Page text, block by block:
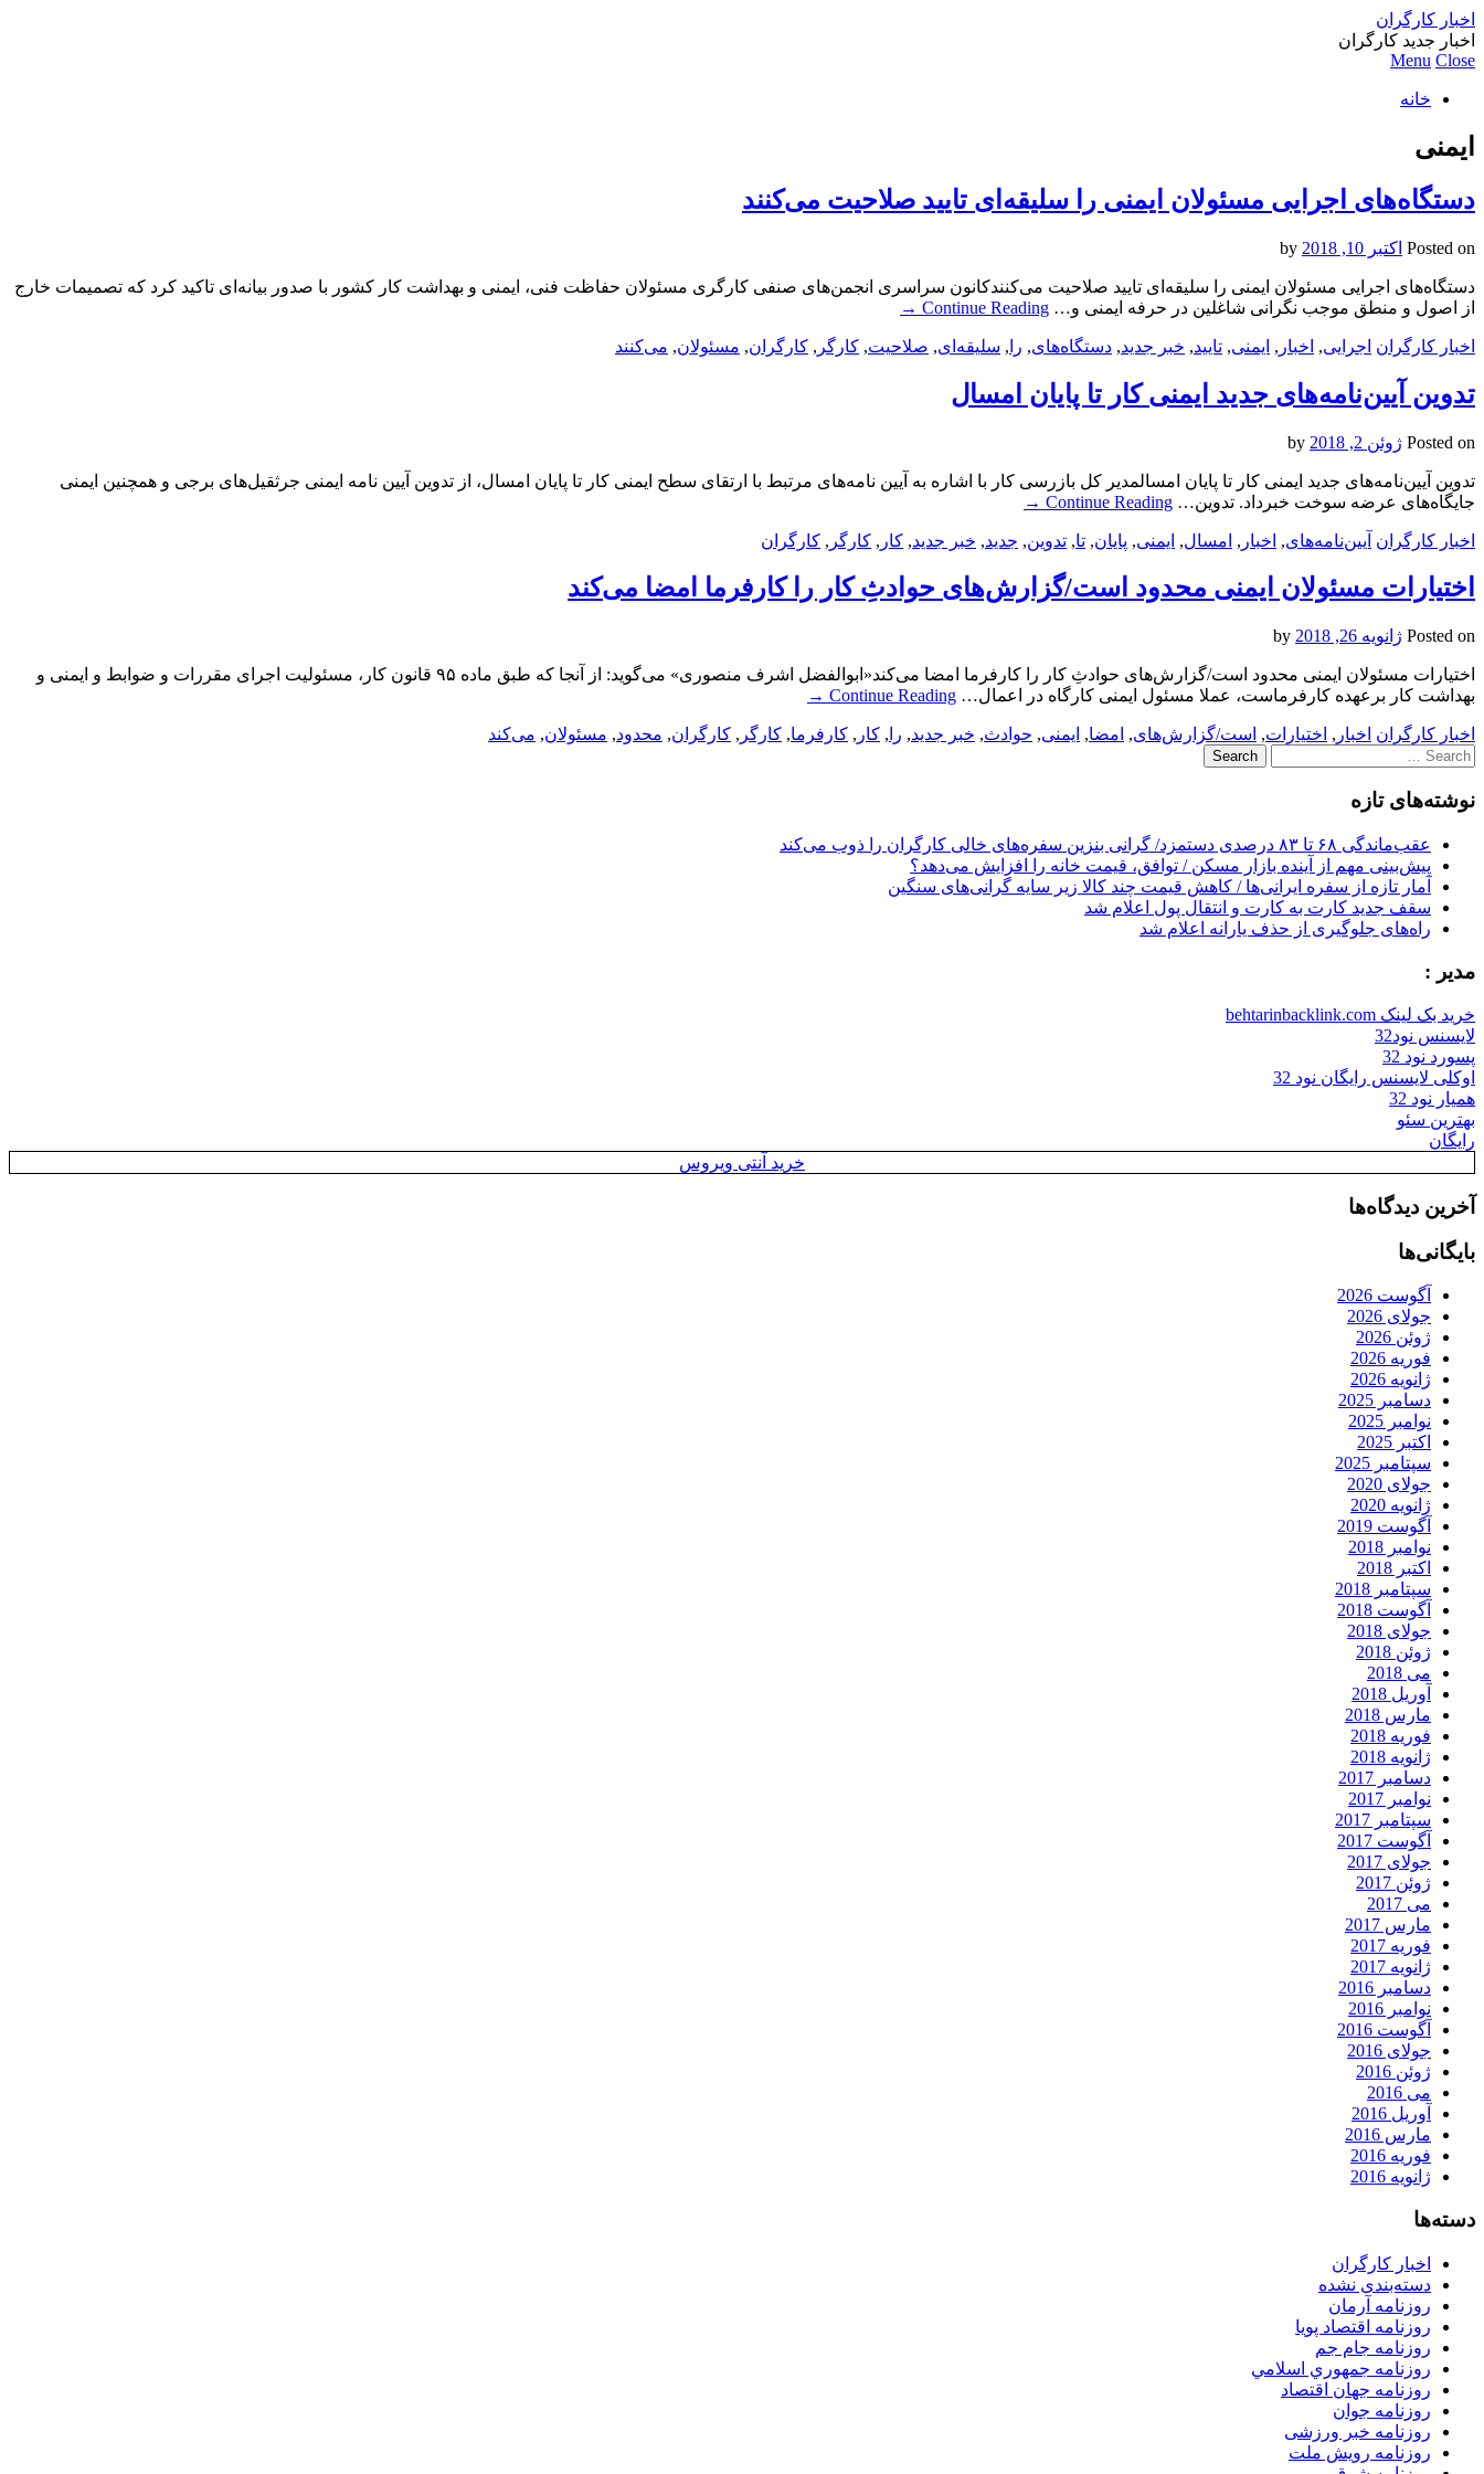
اخبار کارگران
اخبار جدید کارگران
Menu Close
خانه
ایمنی
دستگاه‌های اجرایی مسئولان ایمنی را سلیقه‌ای تایید صلاحیت می‌کنند
Posted on اکتبر 10, 2018
دستگاه‌های اجرایی مسئولان ایمنی را سلیقه‌ای تایید صلاحیت می‌کنندکانون سراسری انجمن‌های صنفی کارگری مسئولان حفاظت فنی، ایمنی و بهداشت کار کشور با صدور بیانه‌ای تاکید کرد که تصمیمات خارج
از اصول و منطق موجب نگرانی شاغلین در حرفه ایمنی و… Continue Reading
→
اخبار کارگران اجرایی, اخبار , ایمنی, تایید, خبر جدید, دستگاه‌های, را , سلیقه‌ای, صلاحیت, کارگر , کارگران, مسئولان, می‌کنند
تدوین آیین‌نامه‌های جدید ایمنی کار تا پایان امسال
Posted on ژوئن 2, 2018
تدوین آیین‌نامه‌های جدید ایمنی کار تا پایان امسالمدیر کل بازرسی کار با اشاره به آیین نامه‌های مرتبط با ارتقای سطح ایمنی کار تا پایان امسال، از تدوین آیین نامه ایمنی جرثقیل‌های برجی و همچنین ایمنی
جایگاه‌های عرضه سوخت خبرداد. تدوین… Continue Reading
→
اخبار کارگران آیین‌نامه‌های, اخبار , امسال, ایمنی, پایان, تا, تدوین, جدید, خبر جدید, کار , کارگر , کارگران
اختیارات مسئولان ایمنی محدود است/گزارش‌های حوادثِ کار را کارفرما امضا می‌کند
Posted on ژانویه 26, 2018
اختیارات مسئولان ایمنی محدود است/گزارش‌های حوادثِ کار را کارفرما امضا می‌کند«ابوالفضل اشرف منصوری» می‌گوید: از آنجا که طبق ماده ۹۵ قانون کار، مسئولیت اجرای مقررات و ضوابط و ایمنی و
بهداشت کار برعهده کارفرماست، عملا مسئول ایمنی کارگاه در اعمال… Continue Reading
→
اخبار کارگران اخبار , اختیارات, است/گزارش‌های, امضا, ایمنی, حوادث, خبر جدید, را , کار , کارفرما, کارگر , کارگران, محدود, مسئولان, می‌کند
Search
for:
نوشته‌های تازه
عقب‌ماندگی ۶۸ تا ۸۳ درصدی دستمزد/ گرانی بنزین سفره‌های خالی کارگران را ذوب می‌کند
پیش‌بینی مهم از آینده بازار مسکن / توافق، قیمت خانه را افزایش می‌دهد؟
آمار تازه از سفره ایرانی‌ها / کاهش قیمت چند کالا زیر سایه گرانی‌های سنگین
سقف جدید کارت به کارت و انتقال پول اعلام شد
راه‌های جلوگیری از حذف یارانه اعلام شد
مدیر :
خرید بک لینک behtarinbacklink.com
لایسنس نود32
پسورد نود 32
اوکلی لایسنس رایگان نود 32
همیار نود 32
بهترین سئو
رایگان
خرید آنتی ویروس
آخرین دیدگاه‌ها
بایگانی‌ها
آگوست 2026
جولای 2026
ژوئن 2026
فوریه 2026
ژانویه 2026
دسامبر 2025
نوامبر 2025
اکتبر 2025
سپتامبر 2025
جولای 2020
ژانویه 2020
آگوست 2019
نوامبر 2018
اکتبر 2018
سپتامبر 2018
آگوست 2018
جولای 2018
ژوئن 2018
می 2018
آوریل 2018
مارس 2018
فوریه 2018
ژانویه 2018
دسامبر 2017
نوامبر 2017
سپتامبر 2017
آگوست 2017
جولای 2017
ژوئن 2017
می 2017
مارس 2017
فوریه 2017
ژانویه 2017
دسامبر 2016
نوامبر 2016
آگوست 2016
جولای 2016
ژوئن 2016
می 2016
آوریل 2016
مارس 2016
فوریه 2016
ژانویه 2016
دسته‌ها
اخبار کارگران
دسته‌بندی نشده
روزنامه آرمان
روزنامه اقتصاد پویا
روزنامه جام جم
روزنامه جمهوري اسلامي
روزنامه جهان اقتصاد
روزنامه جوان
روزنامه خبر ورزشى
روزنامه رویش ملت